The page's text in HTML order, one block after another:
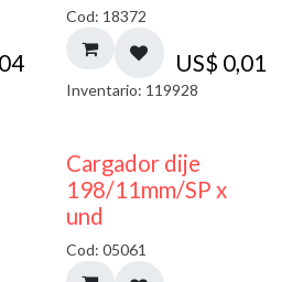
Cod: 18372
US$ 0,01
Inventario: 119928
50% DESCUENTO
Cargador dije
198/11mm/SP x
und
Cod: 05061